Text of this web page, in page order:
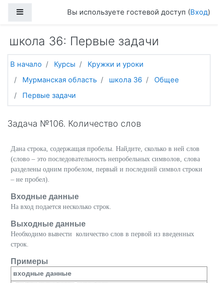
Боковая панельВы используете гостевой доступ (Вход)
школа 36: Первые задачи
В начало Курсы
Кружки и уроки
Мурманская область
школа 36
Общее
Первые задачи
Задача №106. Количество слов
Дана строка, содержащая пробелы. Найдите, сколько в ней слов
(слово – это последовательность непробельных символов, слова
разделены одним пробелом, первый и последний символ строки
– не пробел).
Входные данные
На вход подается несколько строк.
Выходные данные
Необходимо вывести количество слов в первой из введенных
строк.
Примеры
входные данные